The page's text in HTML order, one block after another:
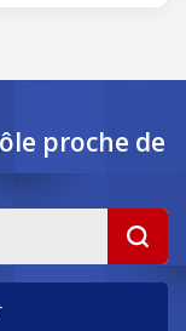
proche de